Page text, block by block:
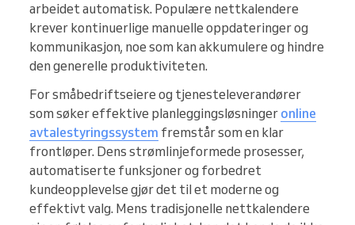
arbeidet automatisk. Populære nettkalendere
krever kontinuerlige manuelle oppdateringer og
kommunikasjon, noe som kan akkumulere og hindre
den generelle produktiviteten.
For småbedriftseiere og tjenesteleverandører
som søker effektive planleggingsløsninger online
avtalestyringssystem fremstår som en klar
frontløper. Dens strømlinjeformede prosesser,
automatiserte funksjoner og forbedret
kundeopplevelse gjør det til et moderne og
effektivt valg. Mens tradisjonelle nettkalendere